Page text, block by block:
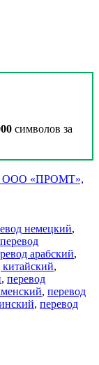
символов за
ООО «ПРОМТ»,
немецкий,
перевод
арабский,
китайский,
, перевод
, перевод
, перевод